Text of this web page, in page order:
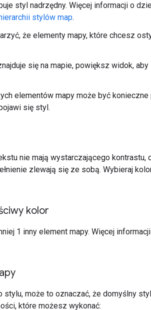
styl nadrzędny. Więcej informacji o
stylów map.
że elementy mapy, które chcesz
się na mapie, powiększ widok,
elementów mapy może być
się styl.
nie mają wystarczającego kontrastu,
zlewają się ze sobą. Wybieraj
kolor
1 inny element mapy. Więcej
może to oznaczać, że domyślny
które możesz wykonać: